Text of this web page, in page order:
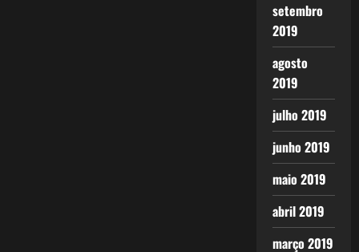
setembro
2019
agosto
2019
julho 2019
junho 2019
maio 2019
abril 2019
março 2019